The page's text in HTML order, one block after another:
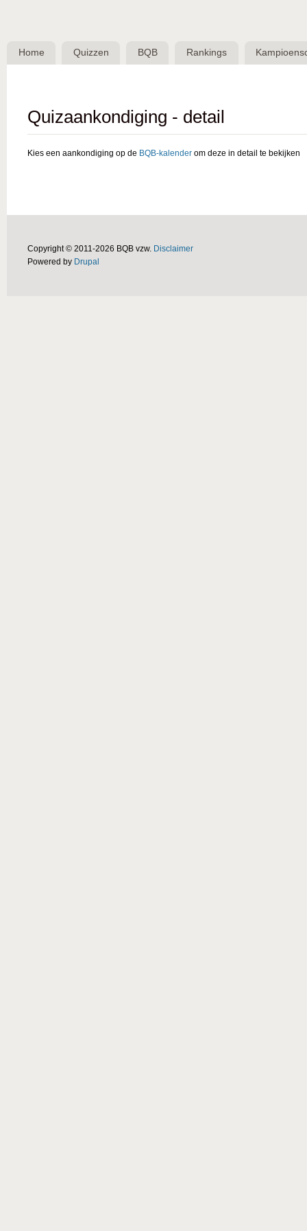
Belgische
QuizBond
Home Quizzen BQB Rankings
Quizaankondiging - detail
Kies een aankondiging op de BQB-kalender om deze in detail te bekijken
Copyright © 2011-2026 BQB vzw. Disclaimer
Powered by Drupal